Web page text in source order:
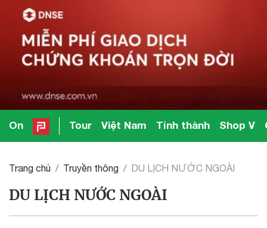
On Tour Việt Nam Tỉnh thành Shop V
Trang chủ Truyền thông DU LỊCH NƯỚC NGOÀI
DU LỊCH NƯỚC NGOÀI